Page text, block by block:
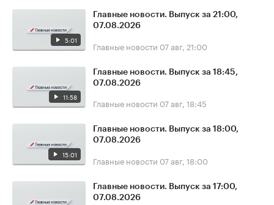
5:01
Главные новости. Выпуск за 21:00,
07.08.2026
Главные новости 07 авг, 21:00
11:58
Главные новости. Выпуск за 18:45,
07.08.2026
Главные новости 07 авг, 18:45
15:01
Главные новости. Выпуск за 18:00,
07.08.2026
Главные новости 07 авг, 18:00
Главные новости. Выпуск за 17:00,
07.08.2026